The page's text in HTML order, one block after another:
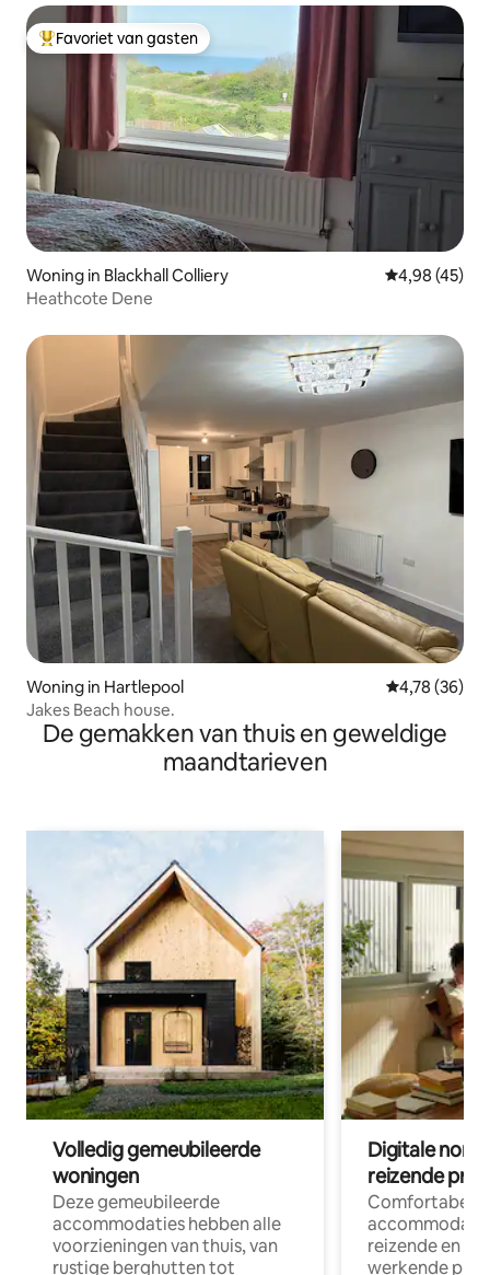
Topfavoriet van gasten
Favoriet van gasten
Woning in Blackhall Colliery Gemiddelde
4,98 (45)
Heathcote Dene
Woning in Hartlepool Gemiddelde
4,78 (36)
Jakes Beach house.
De gemakken van thuis en geweldige
maandtarieven
Volledig gemeubileerde
woningen
Deze gemeubileerde
accommodaties hebben alle
voorzieningen van thuis, van
rustige berghutten tot
Digitale
reizende
Comfortabele
reizende en
werkende